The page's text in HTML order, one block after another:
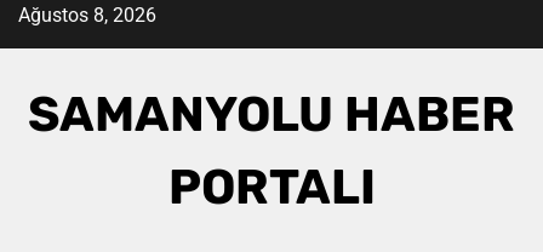
SkipAğustos 8, 2026
SAMANYOLU HABER
PORTALI